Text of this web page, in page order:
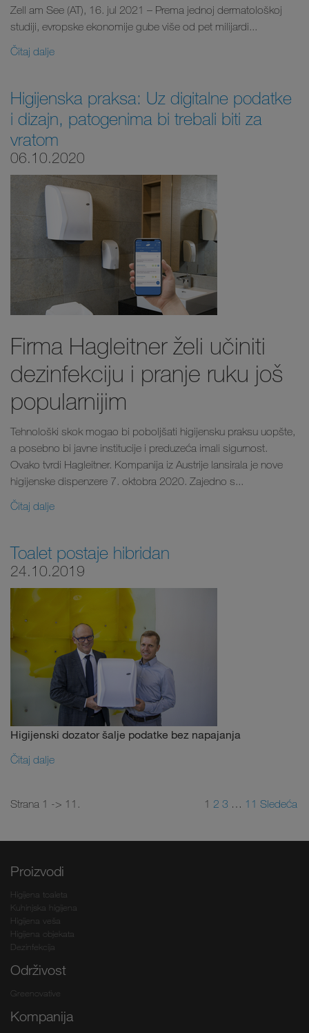
Zell am See (AT), 16. jul 2021 – Prema jednoj dermatološkoj
studiji, evropske ekonomije gube više od pet milijardi...
Čitaj dalje
Higijenska praksa: Uz digitalne podatke
i dizajn, patogenima bi trebali biti za
vratom
06.10.2020
Firma Hagleitner želi učiniti
dezinfekciju i pranje ruku još
popularnijim
Tehnološki skok mogao bi poboljšati higijensku praksu uopšte,
a posebno bi javne institucije i preduzeća imali sigurnost.
Ovako tvrdi Hagleitner. Kompanija iz Austrije lansirala je nove
higijenske dispenzere 7. oktobra 2020. Zajedno s...
Čitaj dalje
Toalet postaje hibridan
24.10.2019
Higijenski dozator šalje podatke bez napajanja
Čitaj dalje
Strana 1 -> 11. 1 2 3 … 11 Sledeća
Proizvodi
Higijena toaleta
Kuhinjska higijena
Higijena veša
Higijena objekata
Dezinfekcija
Održivost
Greenovative
Kompanija